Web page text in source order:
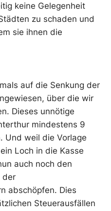
keine Gelegenheit
zu schaden und
sie ihnen die
auf die Senkung der
über die wir
Dieses unnötige
mindestens 9
Und weil die Vorlage
Loch in die Kasse
auch noch den
der
abschöpfen. Dies
Steuerausfällen